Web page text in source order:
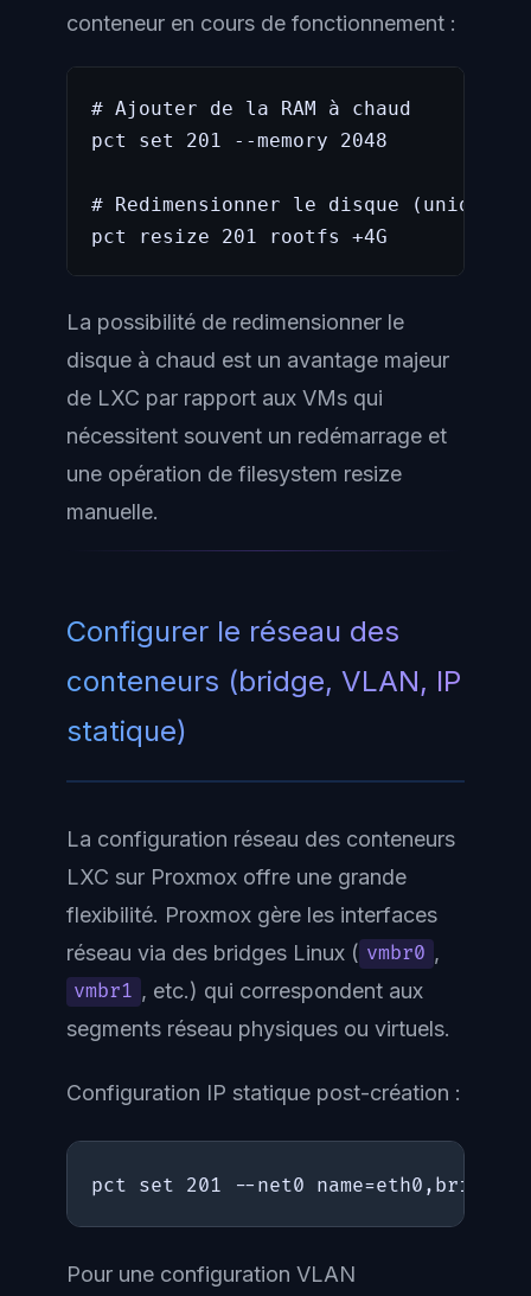
conteneur en cours de fonctionnement :
# Ajouter de la RAM à chaud
pct set 201 --memory 2048
# Redimensionner le disque
pct resize 201 rootfs +4G
La possibilité de redimensionner le
disque à chaud est un avantage majeur
de LXC par rapport aux VMs qui
nécessitent souvent un redémarrage et
une opération de filesystem resize
manuelle.
Configurer le réseau des
conteneurs (bridge, VLAN, IP
statique)
La configuration réseau des conteneurs
LXC sur Proxmox offre une grande
flexibilité. Proxmox gère les interfaces
réseau via des bridges Linux ( vmbr0 ,
vmbr1 , etc.) qui correspondent aux
segments réseau physiques ou virtuels.
Configuration IP statique post-création :
pct set 201 --net0
Pour une configuration VLAN